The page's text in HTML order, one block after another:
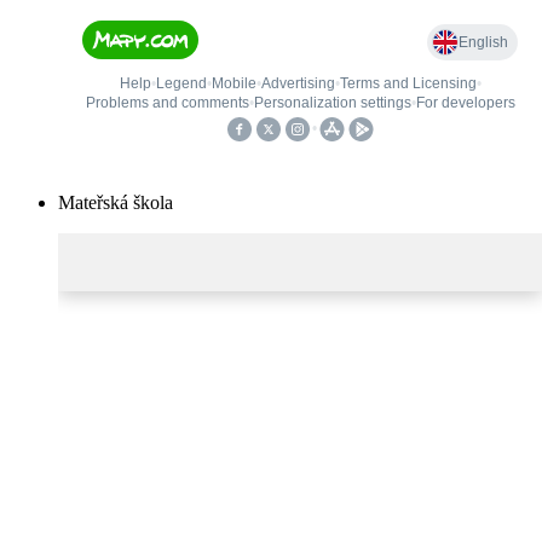
Mateřská škola